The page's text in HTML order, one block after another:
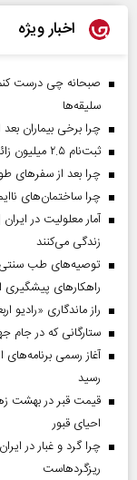
اخبار ویژه
سلیقه‌ها
چرا برخی بیماران بعد
ثبت‌نام ۲.۵ میلیون زائر در سماح | عبور ۱.۷ میلیون نفر از مرز‌های اربعین
چرا بعد از سفرهای
چرا ساختمان‌های
زندگی می‌کنند
توصیه‌های طب سنتی
راهکارهای پیشگیری
راز ماندگاری «رادیو
ستارگانی که در جام جهانی ۲۰۲۶ بازی
رسید
احیای قبور
چرا گرد و غبار در
ریزگردهاست